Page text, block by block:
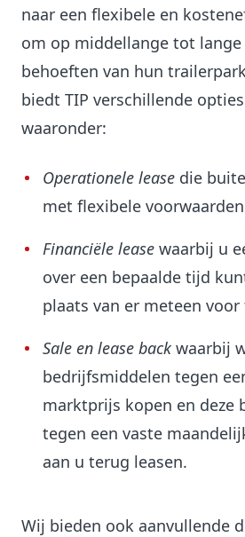
naar een flexibele en
om op middellange tot
behoeften van hun
biedt TIP verschillende
waaronder:
Operationele lease die
met flexibele
Financiële lease waarbij u
over een bepaalde tijd
plaats van er meteen
Sale en lease back waarbij
bedrijfsmiddelen tegen
marktprijs kopen en deze
tegen een vaste
aan u terug leasen.
Wij bieden ook aanvullende